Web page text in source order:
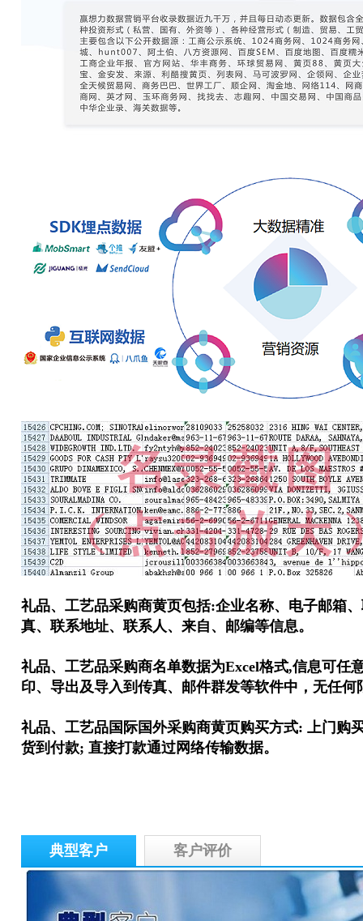
礼品、工艺品采购商黄页包括:企业名称、电子邮箱
真、联系地址、联系人、来自、邮编等信息。
礼品、工艺品采购商名单数据为Excel格式,信息可任
印、导出及导入到传真、邮件群发等软件中，无任何
礼品、工艺品国际国外采购商黄页购买方式: 上门购
货到付款; 直接打款通过网络传输数据。
典型客户 客户评价